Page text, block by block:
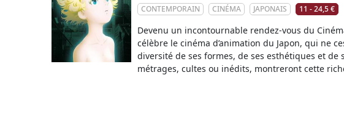
CONTEMPORAIN
CINÉMA JAPONAIS 11 - 24,5 €
Devenu un incontournable rendez-vous du
célèbre le cinéma d’animation du Japon, qui ne
diversité de ses formes, de ses esthétiques et de
métrages, cultes ou inédits, montreront cette